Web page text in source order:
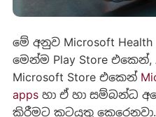
මේ අනුව Microsoft
මෙන්ම Play Store
Microsoft Store එකෙන්
appsහා ඒ හා සම්බන්ධ
කිරීමට කටයුතු කෙරෙනවා.